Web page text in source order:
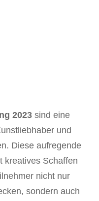
2023 sind eine
und
Diese aufregende
kreatives Schaffen
nicht nur
sondern auch